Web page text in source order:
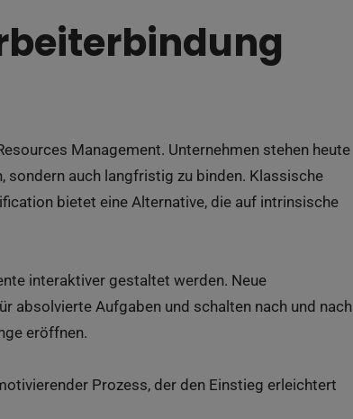
Management. Unternehmen stehen heute
sondern auch langfristig zu binden. Klassische
bietet eine Alternative, die auf intrinsische
interaktiver gestaltet werden. Neue
absolvierte Aufgaben und schalten nach und nach
eröffnen.
Prozess, der den Einstieg erleichtert